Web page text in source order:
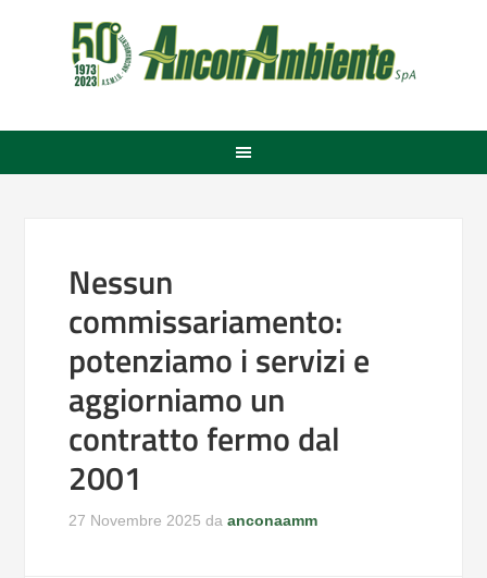
Nessun
commissariamento:
potenziamo i servizi e
aggiorniamo un
contratto fermo dal
2001
27 Novembre 2025 daanconaamm